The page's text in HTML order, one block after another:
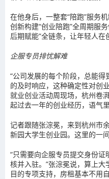
在他身后，一整套“陪跑”服务
创新构建“创业陪跑”全周期服
后期赋能”全链条，让年轻人在
企服专员排忧解难
“公司发展的每个阶段，总能
的及时响应，这种确定性对创
就业创业活动周现场，杭州卷
起过去一年的创业经历，语气里
记者跟随张淙冕，来到杭州市
新园大学生创业园。这里的一
“只需要向企服专员提交身份
核并入驻。”张淙冕说，算上
目的专项支持，房租基本不用自